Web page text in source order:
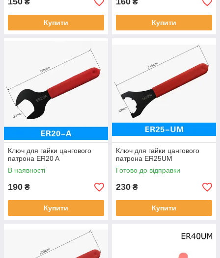
₴
Купити
₴
Купити
Ключ для гайки цангового
патрона ER20 A
В наявності
190 ₴
Купити
Ключ для гайки цангового
патрона ER25UM
Готово до відправки
230 ₴
Купити